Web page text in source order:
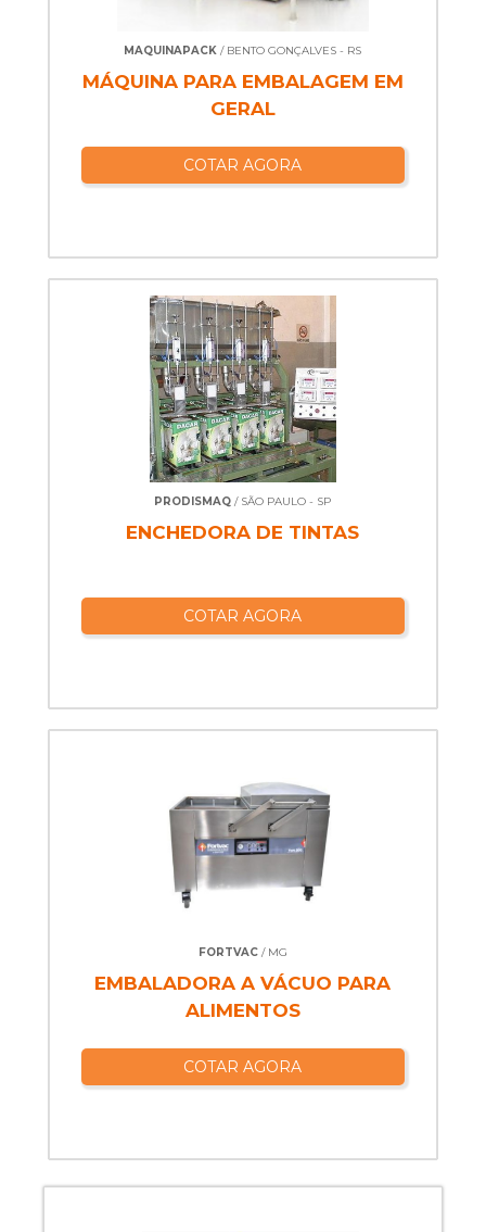
MAQUINAPACK / BENTO GONÇALVES - RS
MÁQUINA PARA EMBALAGEM EM
GERAL
COTAR AGORA
PRODISMAQ / SÃO PAULO - SP
ENCHEDORA DE TINTAS
COTAR AGORA
FORTVAC/ MG
EMBALADORA A VÁCUO PARA
ALIMENTOS
COTAR AGORA